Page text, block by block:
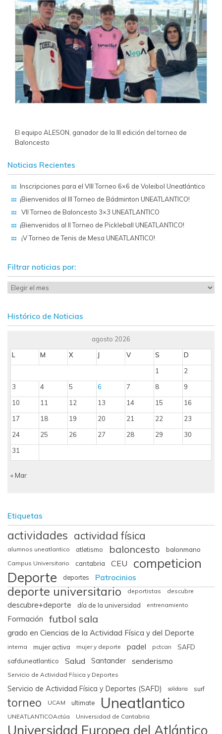
El equipo ALESON, ganador de la III edición del torneo de
Baloncesto
Noticias Recientes
Inscripciones para el VIII Torneo 6×6 de Voleibol Uneatlántico
¡Bienvenidos al III Torneo de Bádminton UNEATLANTICO!
VII Torneo de Baloncesto 3×3 UNEATLANTICO
¡Bienvenidos al II Torneo de Pickleball UNEATLANTICO!
¡V Torneo de Tenis de Mesa UNEATLANTICO!
Filtrar noticias por:
Histórico de Noticias
agosto 2026
L
M X J V S
D
1
2
3
4 5 6 7 8
9
10
11 12 13 14 15
16
17
18 19 20 21 22
23
24
25 26 27 28 29
30
31
« Mar
Etiquetas
actividades actividad física
alumnos uneatlantico atletismo baloncesto balonmano
Campus Universitario cantabria CEU competicion
Deporte deportes
deporte universitario deportistas descubre
descubre+deporte día de la universidad entrenamiento
Formación futbol sala
grado en Ciencias de la Actividad Física y del Deporte
interna mujer activa mujer y deporte padel pctcan
SAFD
safduneatlantico
Salud Santander senderismo
Servicio de Actividad Física y Deportes
Servicio de Actividad Física y Deportes (SAFD) solidaria surf
torneo UCAM ultimate Uneatlantico
UNEATLANTICOActúa Universidad de Cantabria
Universidad Europea del Atlántico
Patrocinios